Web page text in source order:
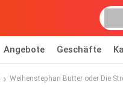
Angebote Geschäfte
Weihenstephan Butter oder Die